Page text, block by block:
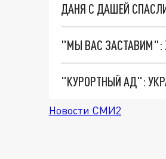
ДАНЯ С ДАШЕЙ
"КУРОРТНЫЙ АД":
Новости СМИ2